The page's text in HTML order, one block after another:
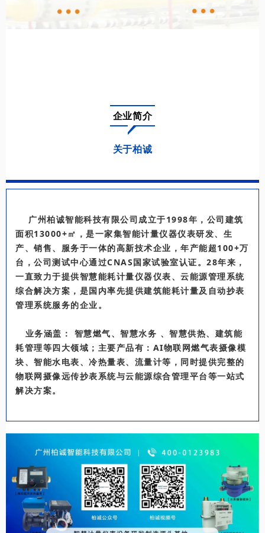
企业简介
关于柏诚
广州柏诚智能科技有限公司成立于1998年，公司建筑
面积13000+㎡，是一家集智能计量仪器仪表研发、生
产、销售、服务于一体的高新技术企业，年产能超100+万
台，公司测试中心通过CNAS国家试验室认证。28年来，
一直致力于提供智慧能耗计量仪器仪表、云能源管理系统
综合解决方案，是国内率先提供建筑能耗计量及自动抄表
管理系统服务的企业。
业务涵盖： 智慧燃气、智慧水务 、智慧供热、建筑能
耗管理等四大领域 ； 主要产品有：AI物联网燃气表摄像模
块、智能水电表、冷热量表、流量计等 ，同时提供完整的
物联网摄像远传抄表系统与云能源综合管理平台等一站式
解决方案。